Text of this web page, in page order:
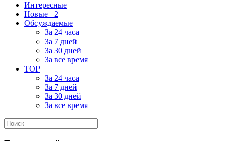
Интересные
Новые +2
Обсуждаемые
За 24 часа
За 7 дней
За 30 дней
За все время
TOP
За 24 часа
За 7 дней
За 30 дней
За все время